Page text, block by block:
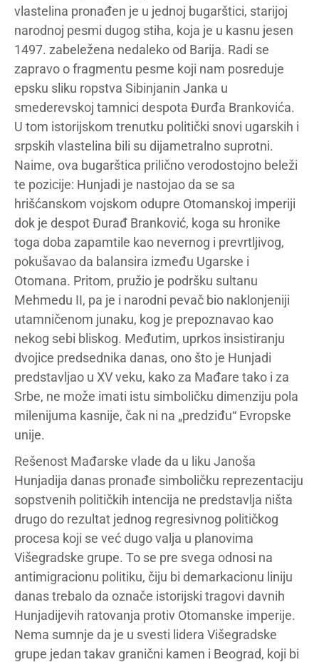
vlastelina pronađen je u jednoj bugarštici, starijoj
narodnoj pesmi dugog stiha, koja je u kasnu jesen
1497. zabeležena nedaleko od Barija. Radi se
zapravo o fragmentu pesme koji nam posreduje
epsku sliku ropstva Sibinjanin Janka u
smederevskoj tamnici despota Đurđa Brankovića.
U tom istorijskom trenutku politički snovi ugarskih i
srpskih vlastelina bili su dijametralno suprotni.
Naime, ova bugarštica prilično verodostojno beleži
te pozicije: Hunjadi je nastojao da se sa
hrišćanskom vojskom odupre Otomanskoj imperiji
dok je despot Đurađ Branković, koga su hronike
toga doba zapamtile kao nevernog i prevrtljivog,
pokušavao da balansira između Ugarske i
Otomana. Pritom, pružio je podršku sultanu
Mehmedu II, pa je i narodni pevač bio naklonjeniji
utamničenom junaku, kog je prepoznavao kao
nekog sebi bliskog. Međutim, uprkos insistiranju
dvojice predsednika danas, ono što je Hunjadi
predstavljao u XV veku, kako za Mađare tako i za
Srbe, ne može imati istu simboličku dimenziju pola
milenijuma kasnije, čak ni na „predziđu“ Evropske
unije.
Rešenost Mađarske vlade da u liku Janoša
Hunjadija danas pronađe simboličku reprezentaciju
sopstvenih političkih intencija ne predstavlja ništa
drugo do rezultat jednog regresivnog političkog
procesa koji se već dugo valja u planovima
Višegradske grupe. To se pre svega odnosi na
antimigracionu politiku, čiju bi demarkacionu liniju
danas trebalo da označe istorijski tragovi davnih
Hunjadijevih ratovanja protiv Otomanske imperije.
Nema sumnje da je u svesti lidera Višegradske
grupe jedan takav granični kamen i Beograd, koji bi